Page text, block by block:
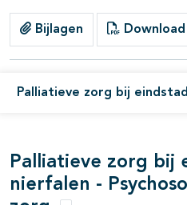
Bijlagen
Palliatieve zorg bij
Palliatieve zorg bij
nierfalen -